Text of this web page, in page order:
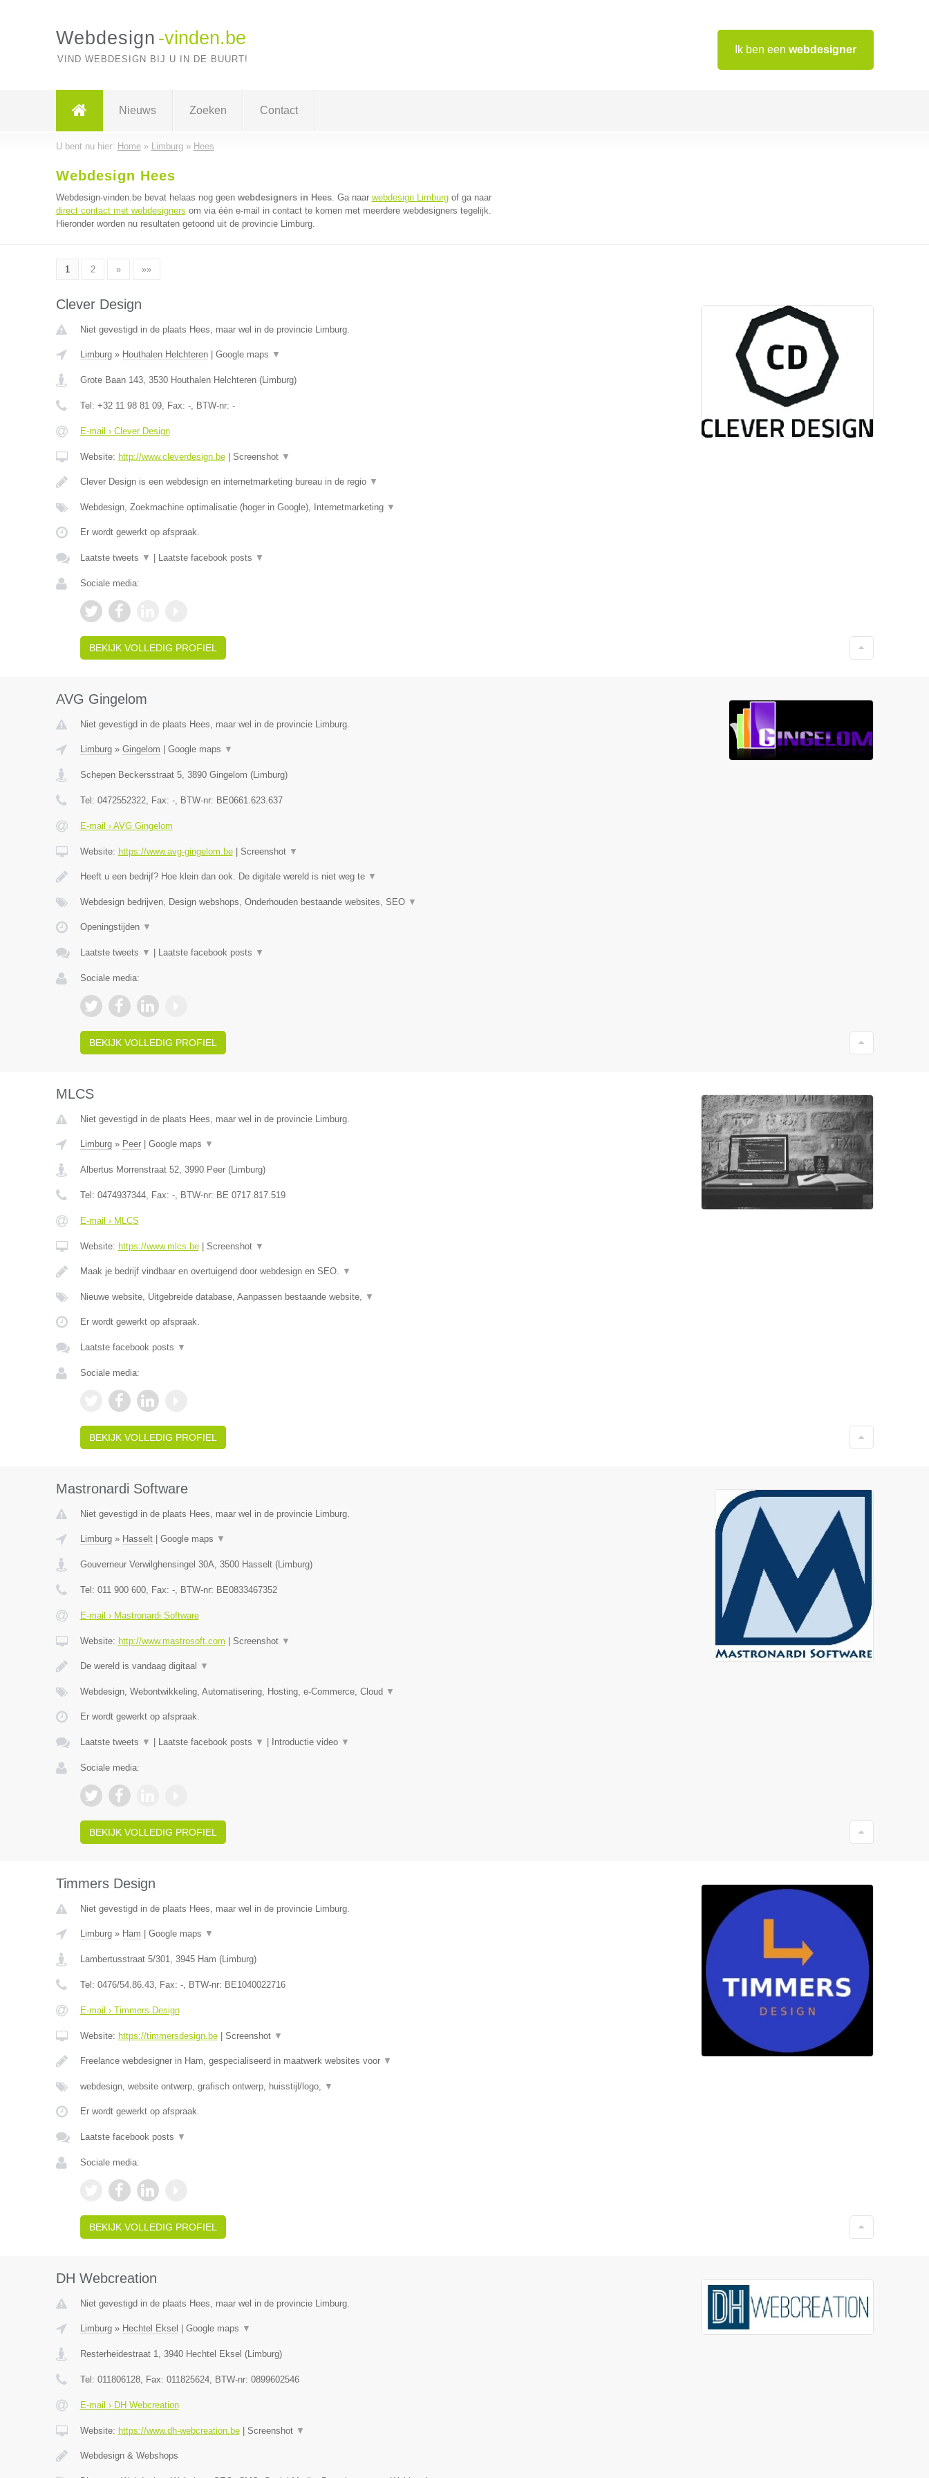
Ik ben een webdesigner
Webdesign -vinden.be
VIND WEBDESIGN BIJ U IN DE BUURT!
Nieuws Zoeken Contact
U bent nu hier: Home» Limburg» Hees
Webdesign Hees
Webdesign-vinden.be bevat helaas nog geen webdesigners in Hees. Ga naar webdesign Limburgof ga naar
direct contact met webdesigners om via één e-mail in contact te komen met meerdere webdesigners tegelijk.
Hieronder worden nu resultaten getoond uit de provincie Limburg.
1 2 » »»
Clever Design
Niet gevestigd in de plaats Hees, maar wel in de provincie Limburg.
Limburg» Houthalen Helchteren| Google maps ▼
Grote Baan 143, 3530 Houthalen Helchteren(Limburg)
Tel: +32 11 98 81 09, Fax: -, BTW-nr: -
E-mail › Clever Design
Website: http://www.cleverdesign.be| Screenshot ▼
Clever Design is een webdesign en internetmarketing bureau in de regio ▼
Webdesign, Zoekmachine optimalisatie (hoger in Google), Internetmarketing ▼
Er wordt gewerkt op afspraak.
Laatste tweets ▼ Laatste facebook posts ▼
Sociale media:
BEKIJK VOLLEDIG PROFIEL
AVG Gingelom
Niet gevestigd in de plaats Hees, maar wel in de provincie Limburg.
Limburg» Gingelom Google maps ▼
Schepen Beckersstraat 5, 3890 Gingelom (Limburg)
Tel: 0472552322, Fax: -, BTW-nr: BE0661.623.637
E-mail › AVG Gingelom
Website: https://www.avg-gingelom.be| Screenshot ▼
Heeft u een bedrijf? Hoe klein dan ook. De digitale wereld is niet weg te ▼
Webdesign bedrijven, Design webshops, Onderhouden bestaande websites, SEO ▼
Openingstijden ▼
Laatste tweets ▼ Laatste facebook posts ▼
Sociale media:
BEKIJK VOLLEDIG PROFIEL
MLCS
Niet gevestigd in de plaats Hees, maar wel in de provincie Limburg.
Limburg» Peer| Google maps ▼
Albertus Morrenstraat 52, 3990 Peer(Limburg)
Tel: 0474937344, Fax: -, BTW-nr: BE 0717.817.519
E-mail › MLCS
Website: https://www.mlcs.be| Screenshot ▼
Maak je bedrijf vindbaar en overtuigend door webdesign en SEO. ▼
Nieuwe website, Uitgebreide database, Aanpassen bestaande website, ▼
Er wordt gewerkt op afspraak.
Laatste facebook posts ▼
Sociale media:
BEKIJK VOLLEDIG PROFIEL
Mastronardi Software
Niet gevestigd in de plaats Hees, maar wel in de provincie Limburg.
Limburg» Hasselt| Google maps ▼
Gouverneur Verwilghensingel 30A, 3500 Hasselt(Limburg)
Tel: 011 900 600, Fax: -, BTW-nr: BE0833467352
E-mail › Mastronardi Software
Website: http://www.mastrosoft.com Screenshot ▼
De wereld is vandaag digitaal ▼
Webdesign, Webontwikkeling, Automatisering, Hosting, e-Commerce, Cloud ▼
Er wordt gewerkt op afspraak.
Laatste tweets ▼ Laatste facebook posts ▼ Introductie video ▼
Sociale media:
BEKIJK VOLLEDIG PROFIEL
Timmers Design
Niet gevestigd in de plaats Hees, maar wel in de provincie Limburg.
Limburg» Ham Google maps ▼
Lambertusstraat 5/301, 3945 Ham (Limburg)
Tel: 0476/54.86.43, Fax: -, BTW-nr: BE1040022716
E-mail › Timmers Design
Website: https://timmersdesign.be| Screenshot ▼
Freelance webdesigner in Ham, gespecialiseerd in maatwerk websites voor ▼
webdesign, website ontwerp, grafisch ontwerp, huisstijl/logo, ▼
Er wordt gewerkt op afspraak.
Laatste facebook posts ▼
Sociale media:
BEKIJK VOLLEDIG PROFIEL
DH Webcreation
Niet gevestigd in de plaats Hees, maar wel in de provincie Limburg.
Limburg» Hechtel Eksel Google maps ▼
Resterheidestraat 1, 3940 Hechtel Eksel (Limburg)
Tel: 011806128, Fax: 011825624, BTW-nr: 0899602546
E-mail › DH Webcreation
Website: https://www.dh-webcreation.be| Screenshot ▼
Webdesign & Webshops